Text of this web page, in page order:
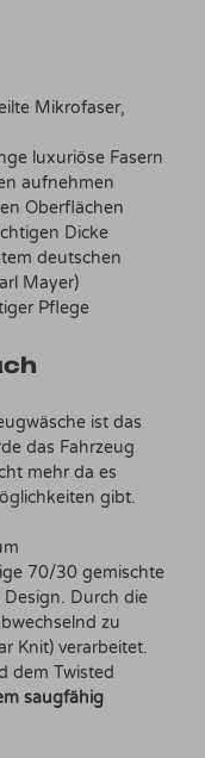
Mikrofaser,
luxuriöse Fasern
aufnehmen
Oberflächen
Dicke
deutschen
Mayer)
Pflege
ist das
das Fahrzeug
mehr da es
gibt.
70/30 gemischte
Durch die
zu
Knit) verarbeitet.
dem Twisted
saugfähig